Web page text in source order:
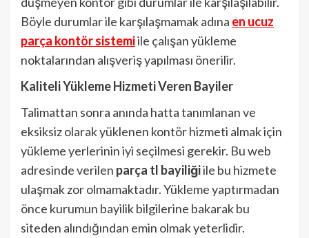
Böyle durumlar ile karşılaşmamak adına en ucuz
parça kontör sistemiile çalışan yükleme
noktalarından alışveriş yapılması önerilir.
Kaliteli Yükleme Hizmeti Veren Bayiler
Talimattan sonra anında hatta tanımlanan ve
eksiksiz olarak yüklenen kontör hizmeti almak için
yükleme yerlerinin iyi seçilmesi gerekir. Bu web
adresinde verilen parça tl bayiliğiile bu hizmete
ulaşmak zor olmamaktadır. Yükleme yaptırmadan
önce kurumun bayilik bilgilerine bakarak bu
siteden alındığından emin olmak yeterlidir.